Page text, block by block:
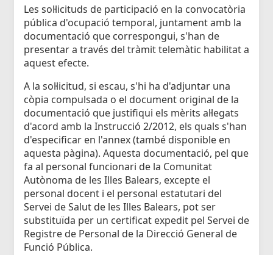
Les sol·licituds de participació en la convocatòria
pública d'ocupació temporal, juntament amb la
documentació que correspongui, s'han de
presentar a través del tràmit telemàtic habilitat a
aquest efecte.
A la sol·licitud, si escau, s'hi ha d'adjuntar una
còpia compulsada o el document original de la
documentació que justifiqui els mèrits al·legats
d'acord amb la Instrucció 2/2012, els quals s'han
d'especificar en l'annex (també disponible en
aquesta pàgina). Aquesta documentació, pel que
fa al personal funcionari de la Comunitat
Autònoma de les Illes Balears, excepte el
personal docent i el personal estatutari del
Servei de Salut de les Illes Balears, pot ser
substituïda per un certificat expedit pel Servei de
Registre de Personal de la Direcció General de
Funció Pública.